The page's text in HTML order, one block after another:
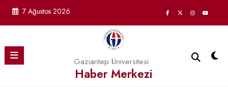
7 Ağustos 2026
Gaziantep Üniversitesi
Haber Merkezi